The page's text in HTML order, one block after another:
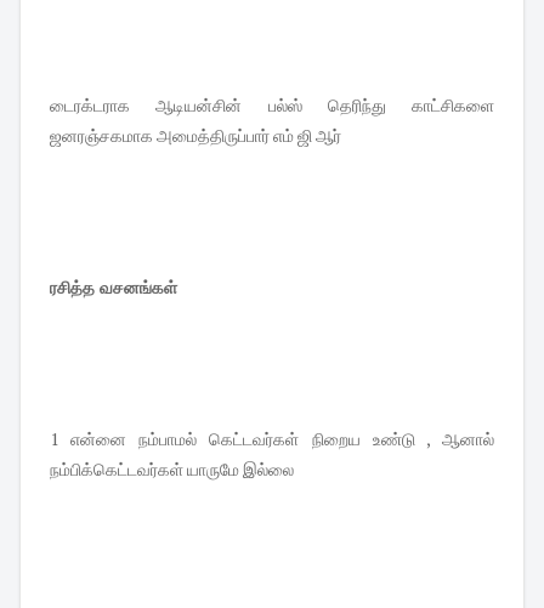
டைரக்டராக ஆடியன்சின் பல்ஸ் தெரிந்து காட்சிகளை
ஜனரஞ்சகமாக அமைத்திருப்பார் எம் ஜி ஆர்
ரசித்த வசனங்கள்
1 என்னை நம்பாமல் கெட்டவர்கள் நிறைய உண்டு , ஆனால்
நம்பிக்கெட்டவர்கள் யாருமே இல்லை